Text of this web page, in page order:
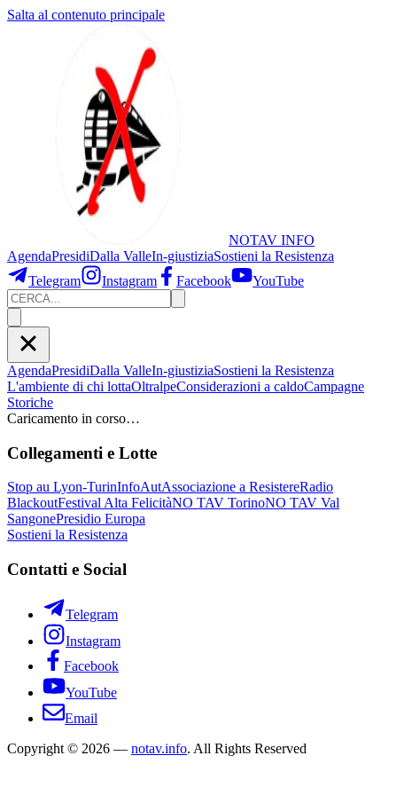
Salta al contenuto principale
NOTAV INFO
AgendaPresidiDalla ValleIn-giustiziaSostieni la Resistenza
Telegram
Instagram Facebook YouTube
AgendaPresidiDalla ValleIn-giustiziaSostieni la Resistenza
L'ambiente di chi lottaOltralpeConsiderazioni a caldoCampagne
Storiche
Caricamento in corso…
Collegamenti e Lotte
Stop au Lyon-TurinInfoAutAssociazione a ResistereRadio
BlackoutFestival Alta FelicitàNO TAV TorinoNO TAV Val
SangonePresidio Europa
Sostieni la Resistenza
Contatti e Social
Telegram
Instagram
Facebook
YouTube
Email
Copyright © 2026 — notav.info. All Rights Reserved